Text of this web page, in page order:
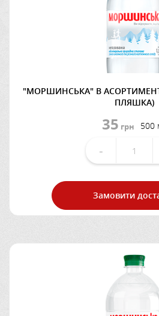
"МОРШИНСЬКА" В
ПЛЯШКА)
35 грн 500
-
Замовити